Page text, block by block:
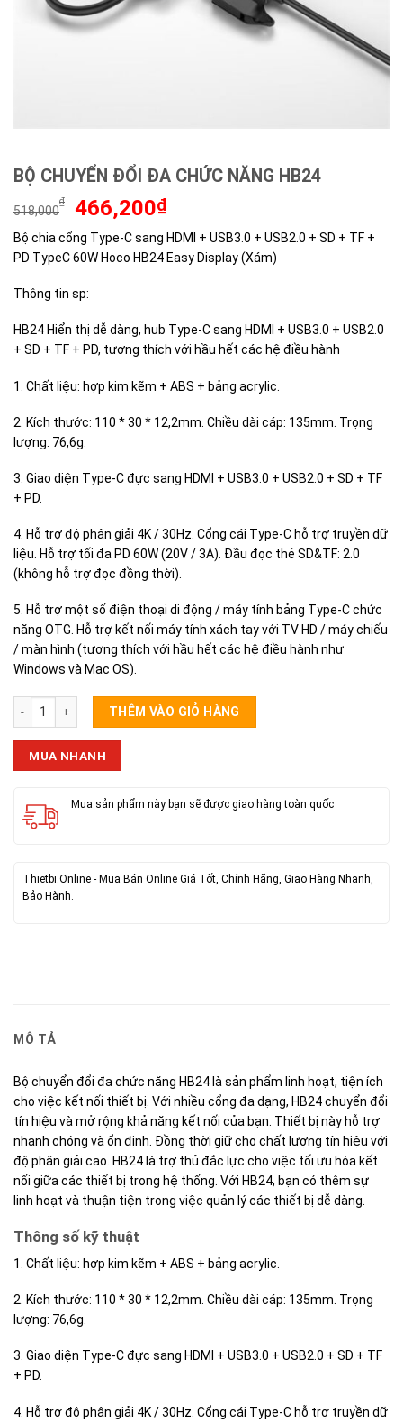
BỘ CHUYỂN ĐỔI ĐA CHỨC NĂNG HB24
518,000
₫
Giá
là:
518,000₫.
466,200₫Giá
tại
là:
Bộ chia cổng Type-C sang HDMI + USB3.0 + USB2.0 + SD + TF +
PD TypeC 60W Hoco HB24 Easy Display (Xám)
Thông tin sp:
HB24 Hiển thị dễ dàng, hub Type-C sang HDMI + USB3.0 + USB2.0
+ SD + TF + PD, tương thích với hầu hết các hệ điều hành
1. Chất liệu: hợp kim kẽm + ABS + bảng acrylic.
2. Kích thước: 110 * 30 * 12,2mm. Chiều dài cáp: 135mm. Trọng
lượng: 76,6g.
3. Giao diện Type-C đực sang HDMI + USB3.0 + USB2.0 + SD + TF
+ PD.
4. Hỗ trợ độ phân giải 4K / 30Hz. Cổng cái Type-C hỗ trợ truyền dữ
liệu. Hỗ trợ tối đa PD 60W (20V / 3A). Đầu đọc thẻ SD&TF: 2.0
(không hỗ trợ đọc đồng thời).
5. Hỗ trợ một số điện thoại di động / máy tính bảng Type-C chức
năng OTG. Hỗ trợ kết nối máy tính xách tay với TV HD / máy chiếu
/ màn hình (tương thích với hầu hết các hệ điều hành như
Windows và Mac OS).
BỘ CHUYỂN ĐỔI ĐA CHỨC NĂNG HB24 số lượng
THÊM VÀO GIỎ HÀNG
MUA NHANH
Mua sản phẩm này bạn sẽ được giao hàng toàn quốc
Thietbi.Online - Mua Bán Online Giá Tốt, Chính Hãng, Giao Hàng Nhanh,
Bảo Hành.
MÔ TẢ
Bộ chuyển đổi đa chức năng HB24 là sản phẩm linh hoạt, tiện ích
cho việc kết nối thiết bị. Với nhiều cổng đa dạng, HB24 chuyển đổi
tín hiệu và mở rộng khả năng kết nối của bạn. Thiết bị này hỗ trợ
nhanh chóng và ổn định. Đồng thời giữ cho chất lượng tín hiệu với
độ phân giải cao. HB24 là trợ thủ đắc lực cho việc tối ưu hóa kết
nối giữa các thiết bị trong hệ thống. Với HB24, bạn có thêm sự
linh hoạt và thuận tiện trong việc quản lý các thiết bị dễ dàng.
Thông số kỹ thuật
1. Chất liệu: hợp kim kẽm + ABS + bảng acrylic.
2. Kích thước: 110 * 30 * 12,2mm. Chiều dài cáp: 135mm. Trọng
lượng: 76,6g.
3. Giao diện Type-C đực sang HDMI + USB3.0 + USB2.0 + SD + TF
+ PD.
4. Hỗ trợ độ phân giải 4K / 30Hz. Cổng cái Type-C hỗ trợ truyền dữ